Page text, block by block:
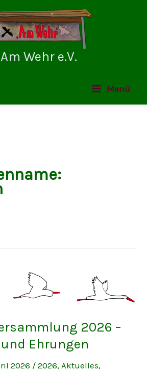
Wehr e.V.
Menü
2026 –
Ehrungen
2026 / 2026, Aktuelles,